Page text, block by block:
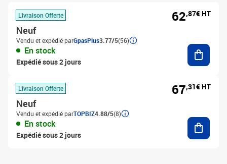
Livraison Offerte
Neuf
Vendu et expédié parGpasPlus3.77/5(56)
En stock
Expédié sous 2 jours
62,87€ HT
Livraison Offerte
Neuf
Vendu et expédié parTOPBIZ4.88/5(8)
En stock
Expédié sous 2 jours
67,31€ HT